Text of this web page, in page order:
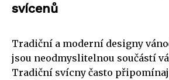
svícenů
Tradiční a moderní designy
jsou neodmyslitelnou součástí
Tradiční svícny často